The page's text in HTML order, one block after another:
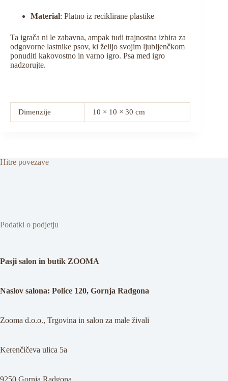
Material: Platno iz reciklirane plastike
Ta igrača ni le zabavna, ampak tudi trajnostna izbira za
odgovorne lastnike psov, ki želijo svojim ljubljenčkom
ponuditi kakovostno in varno igro. Psa med igro
nadzorujte.
Dimenzije 10 × 10 × 30 cm
Hitre povezave
Podatki o podjetju
Pasji salon in butik ZOOMA
Naslov salona: Police 120, Gornja Radgona
Zooma d.o.o., Trgovina in salon za male živali
Kerenčičeva ulica 5a